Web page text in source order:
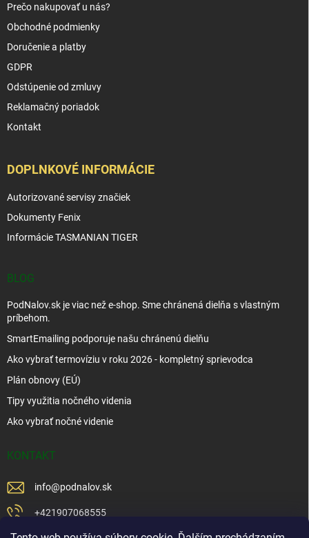
Prečo nakupovať u nás?
Obchodné podmienky
Doručenie a platby
GDPR
Odstúpenie od zmluvy
Reklamačný poriadok
Kontakt
DOPLNKOVÉ INFORMÁCIE
Autorizované servisy značiek
Dokumenty Fenix
Informácie TASMANIAN TIGER
BLOG
PodNalov.sk je viac než e-shop. Sme chránená dielňa s vlastným
príbehom.
SmartEmailing podporuje našu chránenú dielňu
Ako vybrať termovíziu v roku 2026 - kompletný sprievodca
Plán obnovy (EÚ)
Tipy využitia nočného videnia
Ako vybrať nočné videnie
KONTAKT
info@podnalov.sk
+421907068555